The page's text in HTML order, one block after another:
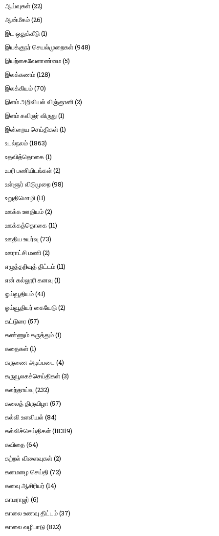
ஆய்வுகள்(22)
ஆன்மீகம்(26)
இட ஒதுக்கீடு(1)
இயக்குநர் செயல்முறைகள்(948)
இயற்கைவேளாண்மை(5)
இலக்கணம்(128)
இலக்கியம்(70)
இளம் அறிவியல் விஞ்ஞானி(2)
இளம் கவிஞர் விருது(1)
இன்றைய செய்திகள்(1)
உடல்நலம்(1863)
உதவித்தொகை(1)
உபரி பணியிடங்கள்(2)
உள்ளூர் விடுமுறை(98)
உறுதிமொழி(11)
ஊக்க ஊதியம்(2)
ஊக்கத்தொகை(11)
ஊதிய உயர்வு (73)
ஊராட்சி மணி(2)
எழுத்தறிவுத் திட்டம்(11)
என் கல்லூரி கனவு (1)
ஓய்வூதியம்(41)
ஓய்வூதியர் கையேடு(2)
கட்டுரை (57)
கண்ணும் கருத்தும்(1)
கதைகள்(1)
கருணை அடிப்படை (4)
கருவூலகச்செய்திகள்(3)
கலந்தாய்வு (232)
கலைத் திருவிழா (57)
கல்வி உளவியல் (84)
கல்விச்செய்திகள்(18319)
கவிதை(64)
கற்றல் விளைவுகள்(2)
கனமழை செய்தி(72)
கனவு ஆசிரியர் (14)
காமராஜர் (6)
காலை உணவு திட்டம்(37)
காலை வழிபாடு(822)